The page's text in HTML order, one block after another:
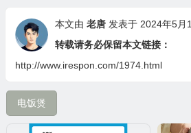
本文由 老唐发表于 2024年5月
转载请务必保留本文链接：
http://www.irespon.com/1974.html
电饭煲